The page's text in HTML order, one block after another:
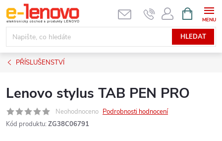
Přejít
na
obsah
HLEDAT
NÁKUPNÍ
KOŠÍK
PŘÍSLUŠENSTVÍ
Lenovo stylus TAB PEN PRO
Neohodnoceno Podrobnosti hodnocení
Kód produktu: ZG38C06791